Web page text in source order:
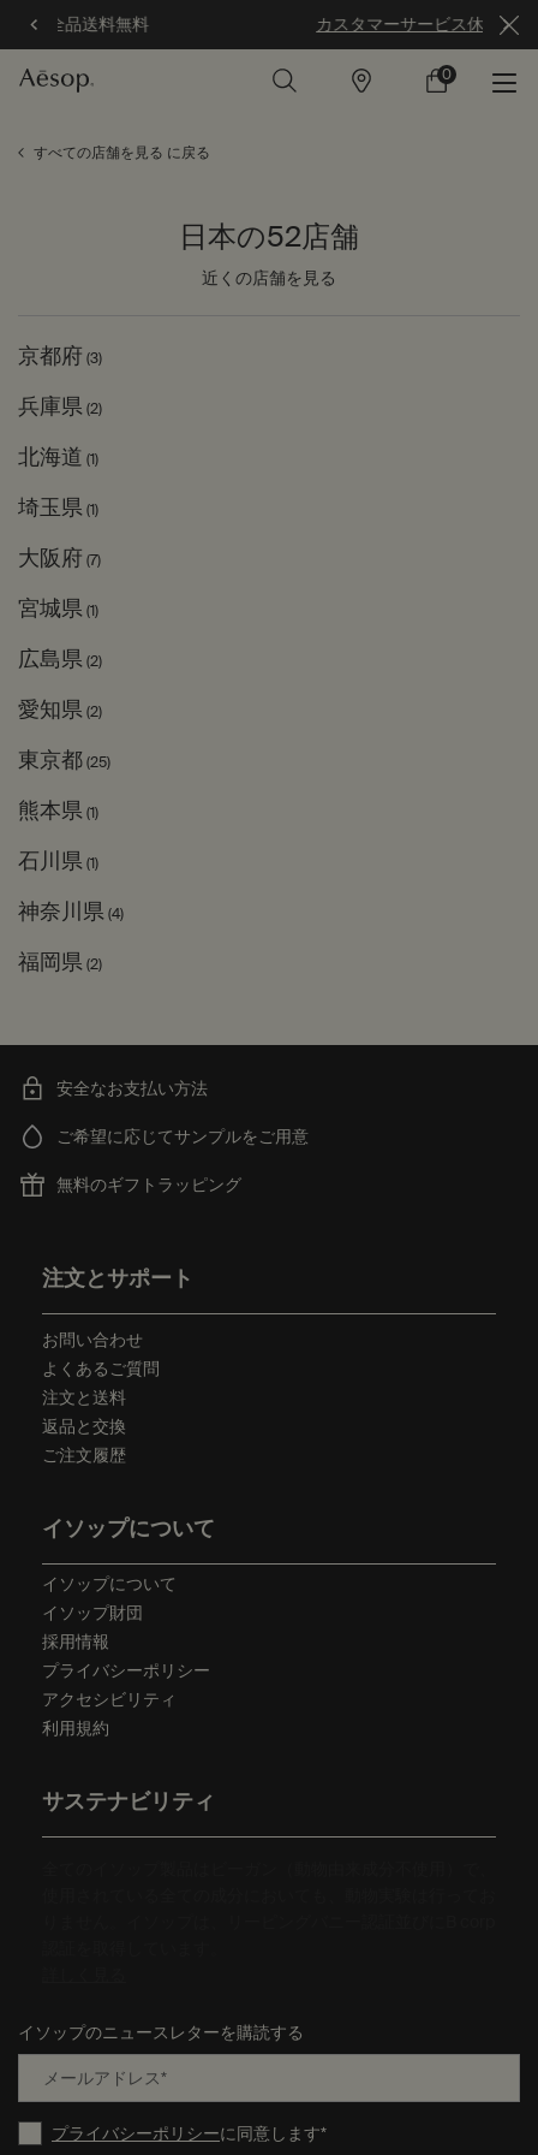
カスタマーサービス休業のお知らせ
店
カ
0
0 カート内の製
すべての店舗を見る に戻る
日本の52店舗
近くの店舗を見る
京都府 (3)
兵庫県(2)
北海道 (1)
埼玉県(1)
大阪府 (7)
宮城県(1)
広島県(2)
愛知県(2)
東京都(25)
熊本県(1)
石川県(1)
神奈川県(4)
福岡県(2)
安全なお支払い方法
ご希望に応じてサンプルをご用意
無料のギフトラッピング
注文とサポート
お問い合わせ
よくあるご質問
注文と送料
返品と交換
ご注文履歴
イソップについて
イソップについて
イソップ財団
採用情報
プライバシーポリシー
アクセシビリティ
利用規約
サステナビリティ
イソップのニュースレターを購読する
メールアドレス*
プライバシーポリシーに同意します*